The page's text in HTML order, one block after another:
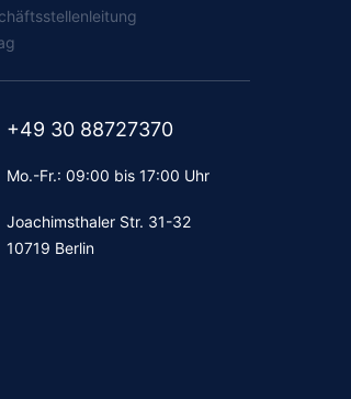
+49 30 88727370
Mo.-Fr.: 09:00 bis 17:00 Uhr
Joachimsthaler Str. 31-32
10719 Berlin